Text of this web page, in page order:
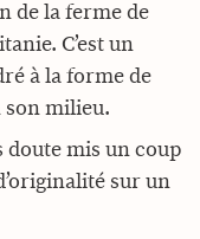
de la ferme de
. C’est un
à la forme de
son milieu.
doute mis un coup
sur un